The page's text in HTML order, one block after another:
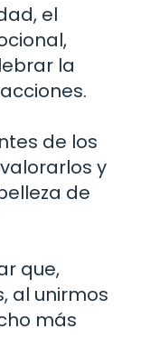
el
la
de los
y
de
que,
al unirmos
más